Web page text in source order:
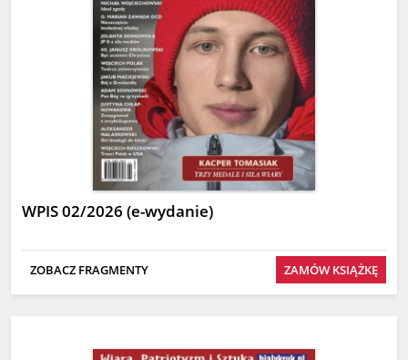
WPIS 02/2026 (e-wydanie)
ZOBACZ FRAGMENTY ZAMÓW KSIĄŻKĘ